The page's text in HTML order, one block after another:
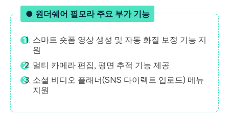
● 원더쉐어 필모라 주요 부가 기능
스마트 숏폼 영상 생성 및 자동 화질 보정 기능 지
원
멀티 카메라 편집, 평면 추적 기능 제공
소셜 비디오 플래너(SNS 다이렉트 업로드) 메뉴
지원